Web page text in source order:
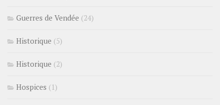
Guerres de Vendée (24)
Historique (5)
Historique (2)
Hospices (1)